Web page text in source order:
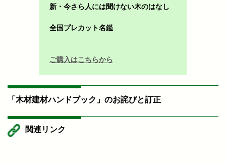
新・今さら人には聞けない木のはなし
全国プレカット名鑑
ご購入はこちらから
「木材建材ハンドブック」のお詫びと訂正
関連リンク